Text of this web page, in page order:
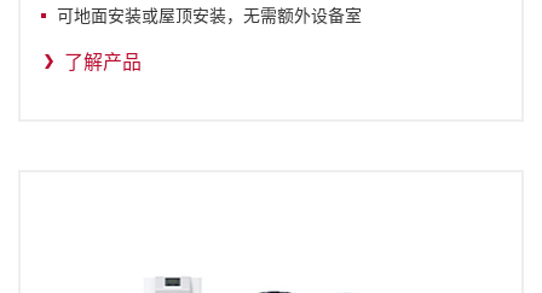
可地面安装或屋顶安装，无需额外设备室
了解产品